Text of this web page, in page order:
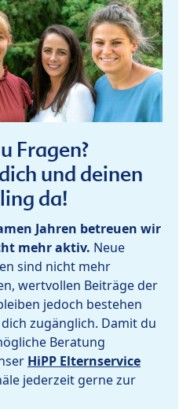
Fragen?
und deinen
da!
Jahren betreuen wir
mehr aktiv. Neue
sind nicht mehr
wertvollen Beiträge der
jedoch bestehen
zugänglich. Damit du
Beratung
HiPP Elternservice
jederzeit gerne zur